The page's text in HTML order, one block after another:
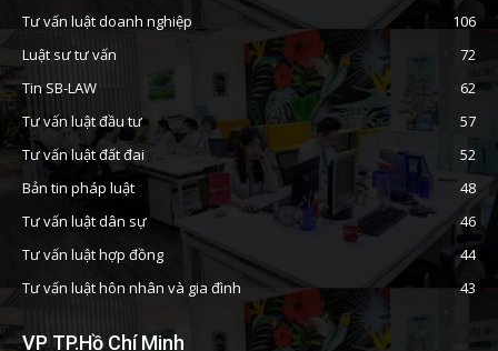
Tư vấn luật doanh nghiệp
106
Luật sư tư vấn
72
Tin SB-LAW
62
Tư vấn luật đầu tư
57
Tư vấn luật đất đai
52
Bản tin pháp luật
48
Tư vấn luật dân sự
46
Tư vấn luật hợp đồng
44
Tư vấn luật hôn nhân và gia đình
43
VP TP.Hồ Chí Minh